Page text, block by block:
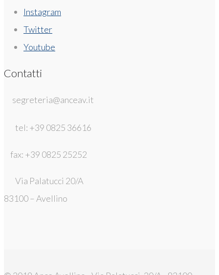
Instagram
Twitter
Youtube
Contatti
segreteria@anceav.it
tel: +39 0825 36616
fax: +39 0825 25252
Via Palatucci 20/A
83100 – Avellino